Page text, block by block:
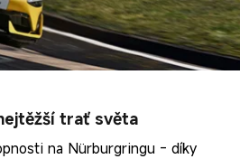
trať světa
na Nürburgringu - díky